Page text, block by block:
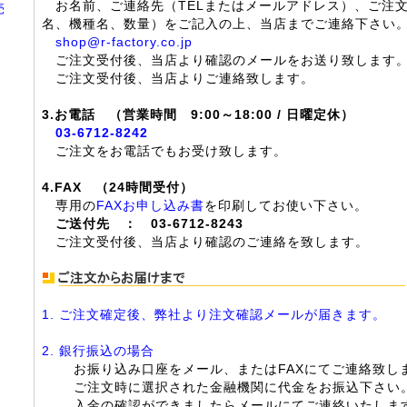
お名前、ご連絡先（TELまたはメールアドレス）、ご注
名、機種名、数量）をご記入の上、当店までご連絡下さい。
shop@r-factory.co.jp
ご注文受付後、当店より確認のメールをお送り致します。
ご注文受付後、当店よりご連絡致します。
3.お電話 （営業時間 9:00～18:00 / 日曜定休）
03-6712-8242
ご注文をお電話でもお受け致します。
4.FAX （24時間受付）
専用の FAXお申し込み書を印刷してお使い下さい。
ご送付先 ： 03-6712-8243
ご注文受付後、当店より確認のご連絡を致します。
1. ご注文確定後、弊社より注文確認メールが届きます。
2. 銀行振込の場合
お振り込み口座をメール、またはFAXにてご連絡致し
ご注文時に選択された金融機関に代金をお振込下さい。